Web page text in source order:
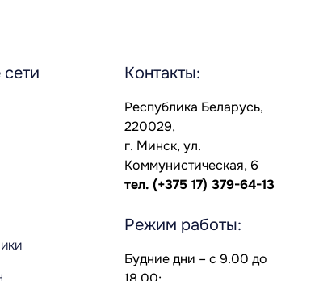
Контакты:
Республика Беларусь,
220029,
г. Минск, ул.
Коммунистическая, 6
тел. (+375 17) 379-64-13
Режим работы:
Будние дни – с 9.00 до